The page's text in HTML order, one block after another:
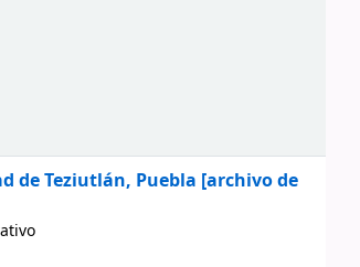
de Teziutlán, Puebla [archivo de